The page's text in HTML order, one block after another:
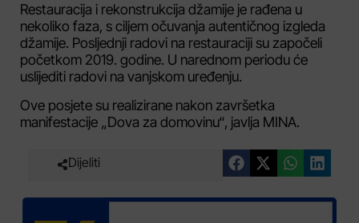
Restauracija i rekonstrukcija džamije je rađena u
nekoliko faza, s ciljem očuvanja autentičnog izgleda
džamije. Posljednji radovi na restauraciji su započeli
početkom 2019. godine. U narednom periodu će
uslijediti radovi na vanjskom uređenju.
Ove posjete su realizirane nakon završetka
manifestacije „Dova za domovinu“, javlja MINA.
Dijeliti